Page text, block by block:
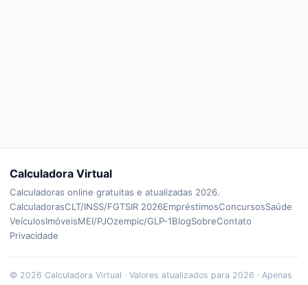
Calculadora Virtual
Calculadoras online gratuitas e atualizadas 2026.
CalculadorasCLT/INSS/FGTSIR 2026EmpréstimosConcursosSaúde
VeículosImóveisMEI/PJOzempic/GLP-1BlogSobreContato
Privacidade
© 2026 Calculadora Virtual · Valores atualizados para 2026 · Apenas